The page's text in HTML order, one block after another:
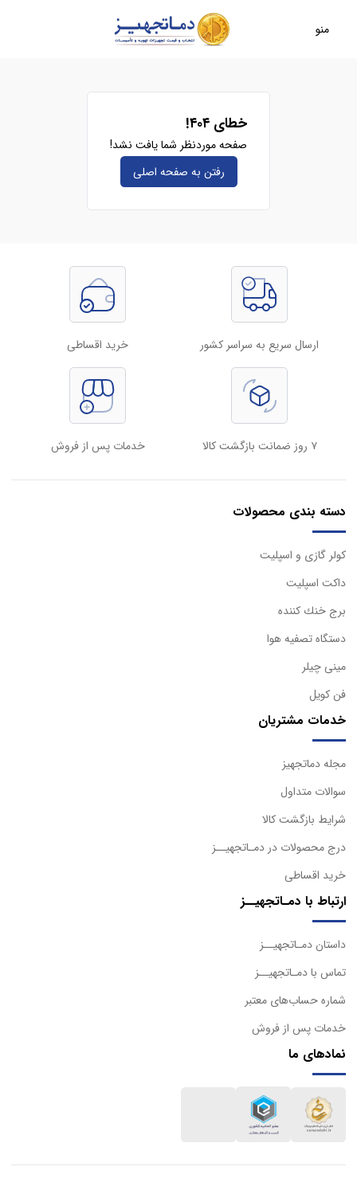
منو
خطای ۴۰۴!
صفحه موردنظر شما یافت نشد!
رفتن به صفحه‌ اصلی
ارسال سریع به سراسر کشور خرید اقساطی
۷ روز ضمانت بازگشت کالا خدمات پس از فروش
دسته بندی محصولات
كولر گازی و اسپليت
داكت اسپليت
برج خنك كننده
دستگاه تصفيه هوا
مینی چیلر
فن کویل
خدمات مشتریان
مجله دماتجهیز
سوالات متداول
شرایط بازگشت کالا
درج محصولات در دمـاتجهیــز
خرید اقساطی
ارتباط با دمـاتجهیــز
داستان دمـاتجهیــز
تماس با دمـاتجهیــز
شماره حساب‌های معتبر
خدمات پس از فروش
نمادهای ما